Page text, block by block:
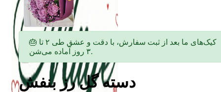
🎂 کیک‌های ما بعد از ثبت سفارش، با دقت و عشق طی ۲ تا
۳ روز آماده می‌شن.
دسته گل رز بنفش